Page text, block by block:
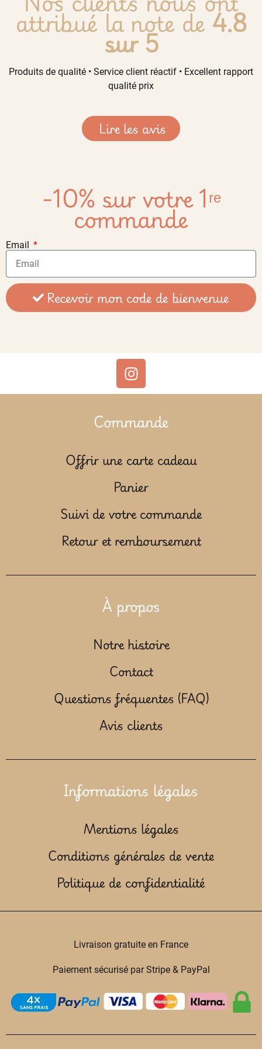
attribué la note de4.8
sur 5
Produits de qualité • Service client réactif • Excellent rapport
qualité prix
Lire les avis
-10% sur votre 1ʳᵉ
commande
Email
Recevoir mon code de bienvenue
Commande
Offrir une carte cadeau
Panier
Suivi de votre commande
Retour et remboursement
À propos
Notre histoire
Contact
Questions fréquentes (FAQ)
Avis clients
Informations légales
Mentions légales
Conditions générales de vente
Politique de confidentialité
Livraison gratuite en France
Paiement sécurisé par Stripe & PayPal